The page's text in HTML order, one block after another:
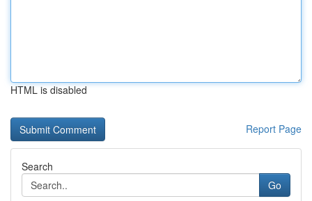
HTML is disabled
Report Page
Search
Go